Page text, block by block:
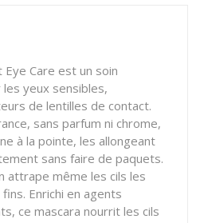
Eye Care est un soin
les yeux sensibles,
de lentilles de contact.
sans parfum ni chrome,
à la pointe, les allongeant
sans faire de paquets.
attrape même les cils les
Enrichi en agents
ce mascara nourrit les cils